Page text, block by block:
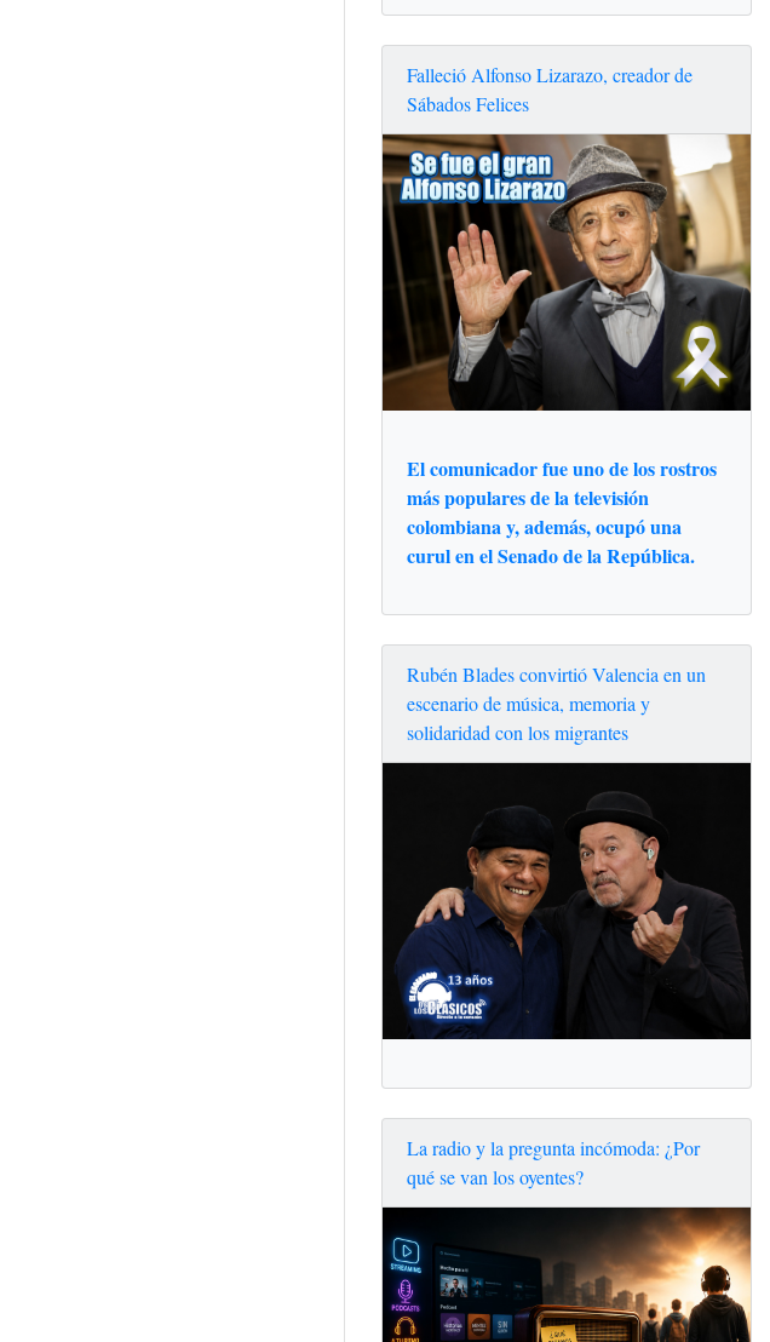
Falleció Alfonso Lizarazo, creador de
Sábados Felices
El comunicador fue uno de los rostros
más populares de la televisión
colombiana y, además, ocupó una
curul en el Senado de la República.
Rubén Blades convirtió Valencia en un
escenario de música, memoria y
solidaridad con los migrantes
La radio y la pregunta incómoda: ¿Por
qué se van los oyentes?